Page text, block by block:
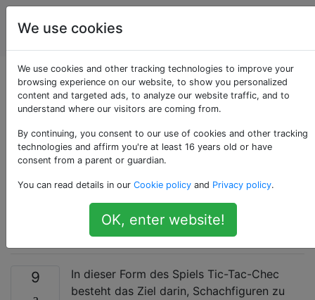
Programmierrätsel
& Code Golf
Tic-Tac-Toe und
Schach mit den
wenigsten
[unterschiedlichen]
Charakteren
9
In dieser Form des Spiels Tic-Tac-Chec
besteht das Ziel darin, Schachfiguren zu
We use cookies
We use cookies and other tracking technologies to improve your
browsing experience on our website, to show you personalized
content and targeted ads, to analyze our website traffic, and to
understand where our visitors are coming from.
By continuing, you consent to our use of cookies and other tracking
technologies and affirm you're at least 16 years old or have
consent from a parent or guardian.
You can read details in our Cookie policy and Privacy policy.
OK, enter website!